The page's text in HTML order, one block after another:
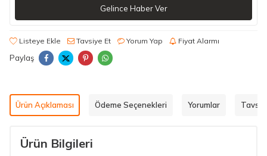
Gelince Haber Ver
Listeye Ekle Tavsiye Et Yorum Yap Fiyat Alarmı
Paylaş
Ürün Açıklaması Ödeme Seçenekleri Yorumlar
Ürün Bilgileri